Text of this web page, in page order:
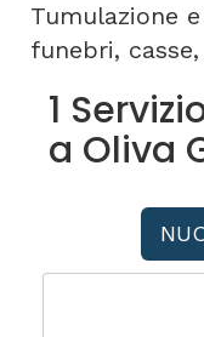
Tumulazione
funebri,
1
a Oliva